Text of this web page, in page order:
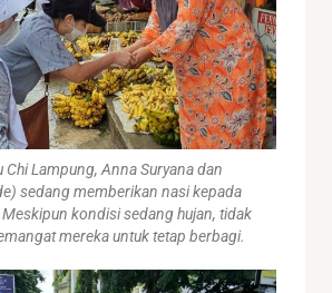
Chi Lampung, Anna Suryana dan
sedang memberikan nasi kepada
kondisi sedang hujan, tidak
mereka untuk tetap berbagi.